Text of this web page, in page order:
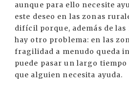
aunque para ello necesite
este deseo en las zonas
difícil porque, además de las
hay otro problema: en las
fragilidad a menudo queda
puede pasar un largo
que alguien necesita ayuda.